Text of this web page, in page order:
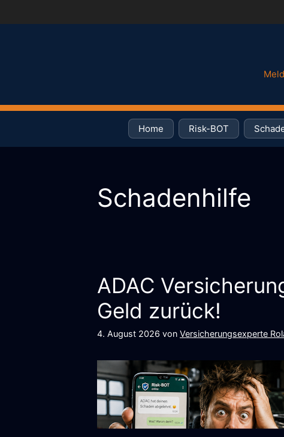
Inhalt
Home Risk-BOT
Schadenhilfe
ADAC
Geld zurück!
4. August 2026 von Versicherungsexperte